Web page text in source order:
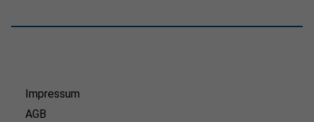
Impressum
AGB